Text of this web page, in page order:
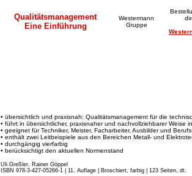
Qualitätsmanagement
Eine Einführung
Westermann
Gruppe
• übersichtlich und praxisnah: Qualitätsmanagement für die
• führt in übersichtlicher, praxisnaher und nachvollziehbarer Weise
• geeignet für Techniker, Meister, Facharbeiter, Ausbilder und
• enthält zwei Leitbeispiele aus den Bereichen Metall- und
• durchgängig vierfarbig
• berücksichtigt den aktuellen Normenstand
Uli Greßler, Rainer Göppel
ISBN 978-3-427-05266-1 | 11. Auflage
Broschiert, farbig | 123 Seiten, dt.